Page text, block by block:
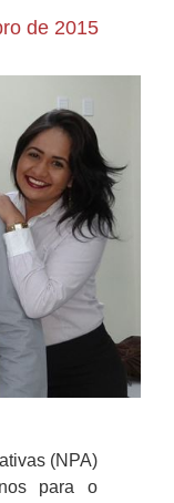
de 2015
(NPA)
para o